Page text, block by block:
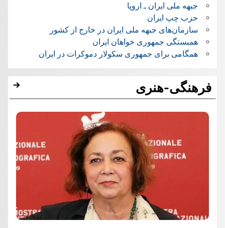
جبهه ملی ایران ـ اروپا
حزب چپ ایران
سازمان‌های جبهه ملی ایران در خارج از کشور
همبستگی جمهوری خواهان ایران
همگامی برای جمهوری سکولار دموکرات در ایران
فرهنگی-هنری